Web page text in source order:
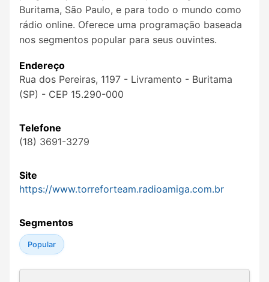
Buritama, São Paulo, e para todo o mundo como
rádio online. Oferece uma programação baseada
nos segmentos popular para seus ouvintes.
Endereço
Rua dos Pereiras, 1197 - Livramento - Buritama
(SP) - CEP 15.290-000
Telefone
(18) 3691-3279
Site
https://www.torreforteam.radioamiga.com.br
Segmentos
Popular